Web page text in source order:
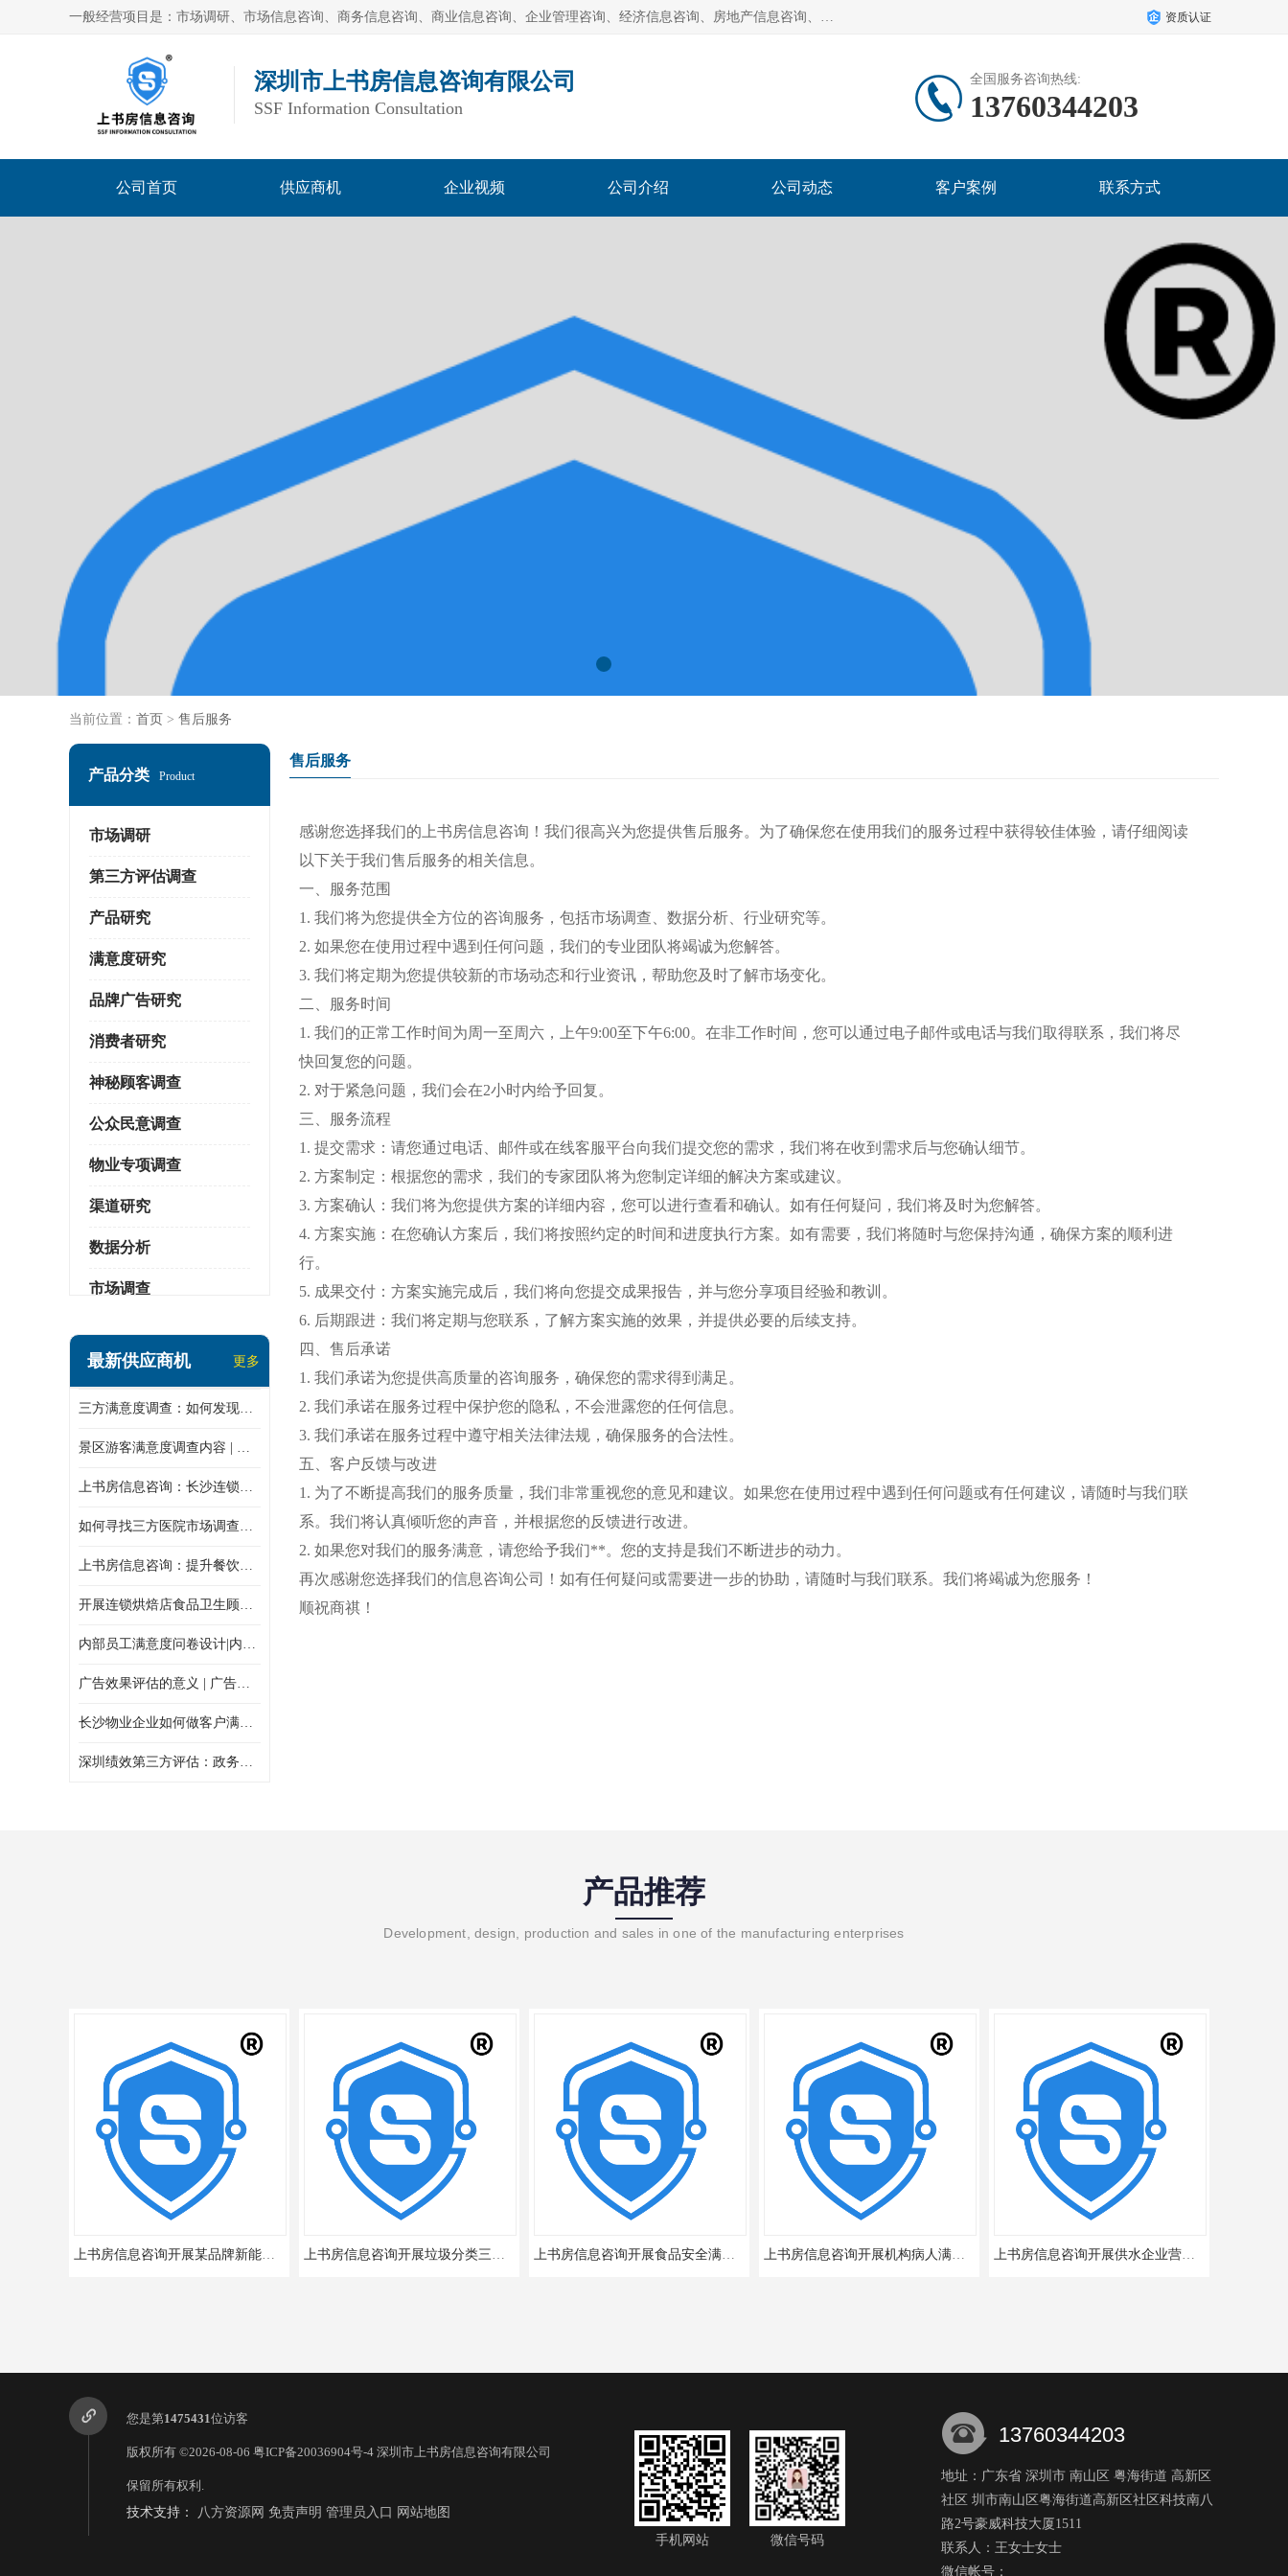
一般经营项目是：市场调研、市场信息咨询、商务信息咨询、商业信息咨询、企业管理咨询、经济信息咨询、房地产信息咨询、投资信息咨询、财务管理咨询、市场调查、数据分析；城市管理信息采集及监测服务；消费行为调查、三方评估调查、客户满意度调查、统计调查、统计分析、统计研究；统计信息咨询、统计培训；生态文明研究；接受合法委托提供企业统计业务及其相关的统计信息咨询；立足中国，洞察全球、独立第三方调研 资质认证
深圳市上书房信息咨询有限公司
SSF Information Consultation
全国服务咨询热线:
13760344203
公司首页 供应商机 企业视频 公司介绍 公司动态 客户案例 联系方式
当前位置： 首页 > 售后服务
产品分类 Product
市场调研
第三方评估调查
产品研究
满意度研究
品牌广告研究
消费者研究
神秘顾客调查
公众民意调查
物业专项调查
渠道研究
数据分析
市场调查
最新供应商机 更多
三方满意度调查：如何发现潜在商机
景区游客满意度调查内容 | 景区游客满意度调查指标设计
上书房信息咨询：长沙连锁餐饮神秘顾客怎么做
如何寻找三方医院市场调查机构
上书房信息咨询：提升餐饮质量的秘密
开展连锁烘焙店食品卫生顾客满意度调查
内部员工满意度问卷设计|内部员工满意度调查表
广告效果评估的意义 | 广告效果评估的重要性有哪些？
长沙物业企业如何做客户满意度调查
深圳绩效第三方评估：政务服务窗口满意度第三方调研评估
售后服务
感谢您选择我们的上书房信息咨询 ！我们很高兴为您提供售后服务。为了确保您在使用我们的服务过程中获得较佳体验，请仔细阅读
以下关于我们售后服务的相关信息。
一、服务范围
1. 我们将为您提供全方位的咨询服务，包括市场调查、数据分析、行业研究等。
2. 如果您在使用过程中遇到任何问题，我们的专业团队将竭诚为您解答。
3. 我们将定期为您提供较新的市场动态和行业资讯，帮助您及时了解市场变化。
二、服务时间
1. 我们的正常工作时间为周一至周 六 ，上午9:00至下午6:00。在非工作时间，您可以通过电子邮件或电话与我们取得联系，我们将尽
快回复您的问题。
2. 对于紧急问题，我们会在2小时内给予回复。
三、服务流程
1. 提交需求：请您通过电话、邮件或在线客服平台向我们提交您的需求，我们将在收到需求后与您确认细节。
2. 方案制定：根据您的需求，我们的专家团队将为您制定详细的解决方案或建议。
3. 方案确认：我们将为您提供方案的详细内容，您可以进行查看和确认。如有任何疑问，我们将及时为您解答。
4. 方案实施：在您确认方案后，我们将按照约定的时间和进度执行方案。如有需要，我们将随时与您保持沟通，确保方案的顺利进
行。
5. 成果交付：方案实施完成后，我们将向您提交成果报告，并与您分享项目经验和教训。
6. 后期跟进：我们将定期与您联系，了解方案实施的效果，并提供必要的后续支持。
四、售后承诺
1. 我们承诺为您提供高质量的咨询服务，确保您的需求得到满足。
2. 我们承诺在服务过程中保护您的隐私，不会泄露您的任何信息。
3. 我们承诺在服务过程中遵守相关法律法规，确保服务的合法性。
五、客户反馈与改进
1. 为了不断提高我们的服务质量，我们非常重视您的意见和建议。如果您在使用过程中遇到任何问题或有任何建议，请随时与我们联
系。我们将认真倾听您的声音，并根据您的反馈进行改进。
2. 如果您对我们的服务满意，请您给予我们**。您的支持是我们不断进步的动力。
再次感谢您选择我们的信息咨询公司！如有任何疑问或需要进一步的协助，请随时与我们联系。我们将竭诚为您服务！
顺祝商祺！
产品推荐
Development, design, production and sales in one of the manufacturing enterprises
上书房信息咨询开展某品牌新能源汽车满意度市场调研 上书房信息咨询开展垃圾分类三方测评 上书房信息咨询开展食品安全满意度跟踪调查 上书房信息咨询开展机构病人满意度调查 上书房信息咨询开展供水企业营境满意度调查
上书房信息咨询开展三方医患满意度调查 上书房信息咨询开展城市工作 上书房信息咨询开展某城市道路公众满意度评价项目 上书房信息咨询开展深圳市某游乐场游客满意度调查
您是第1475431位访客
版权所有 ©2026-08-06 粤ICP备20036904号-4 深圳市上书房信息咨询有限公司
保留所有权利.
技术支持：
八方资源网 免责声明 管理员入口 网站地图
手机网站
微信号码
13760344203
地址：广东省 深圳市 南山区 粤海街道 高新区
社区 圳市南山区粤海街道高新区社区科技南八
路2号豪威科技大厦1511
联系人：王女士女士
微信帐号：